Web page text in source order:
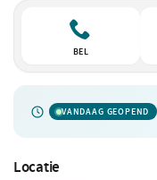
BEL
VANDAAG GEOPEND
Locatie